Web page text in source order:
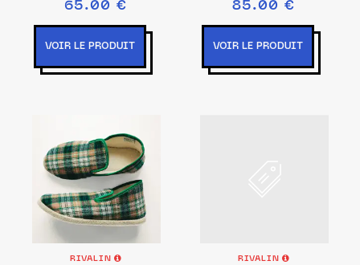
65.00 €
VOIR LE PRODUIT
85.00 €
VOIR LE PRODUIT
RIVALIN RIVALIN